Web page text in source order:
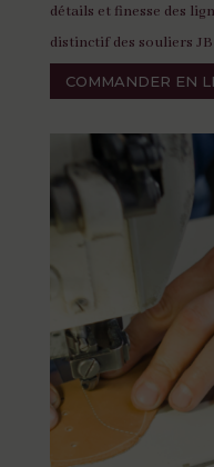
détails et finesse des
distinctif des souliers
COMMANDER EN